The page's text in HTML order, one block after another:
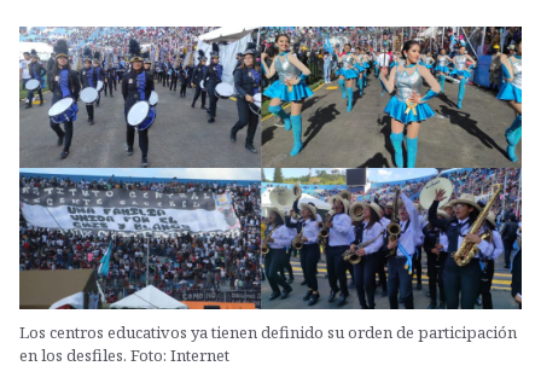
Los centros educativos ya tienen definido su orden de participación
en los desfiles. Foto: Internet